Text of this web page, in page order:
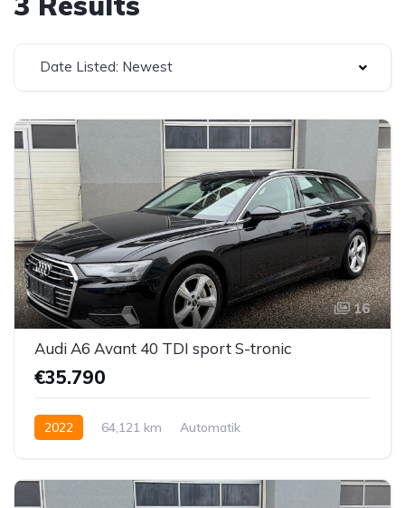
Date Listed: Newest
16
Audi A6 Avant 40 TDI sport S-tronic
€35.790
2022 64,121 km
Automatik